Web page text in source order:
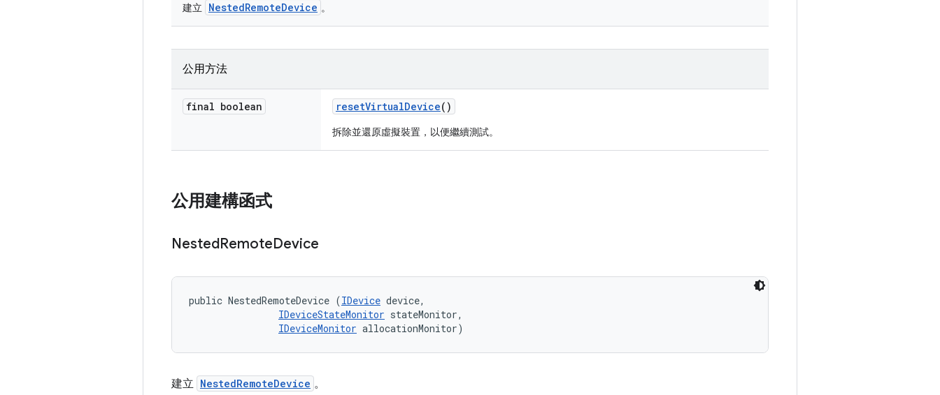
建立 NestedRemoteDevice 。
公用方法
final boolean resetVirtualDevice()
拆除並還原虛擬裝置，以便繼續測試。
公用建構函式
NestedRemoteDevice
public NestedRemoteDevice (IDevice device,
IDeviceStateMonitor stateMonitor,
IDeviceMonitor allocationMonitor)
建立 NestedRemoteDevice 。